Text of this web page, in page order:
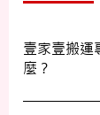
壹家壹搬運
麼？
壹家壹搬運